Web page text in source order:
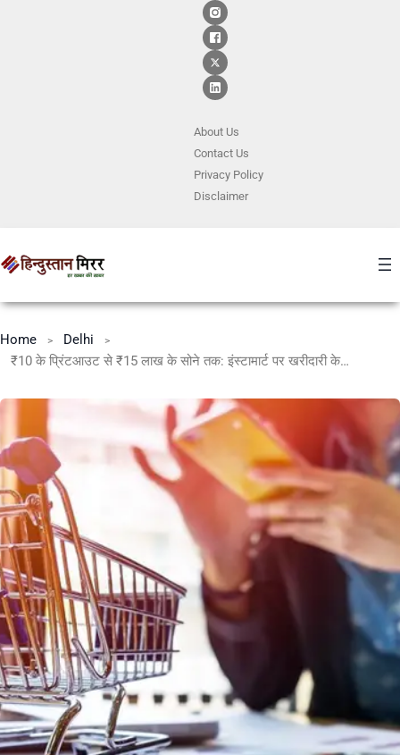
About Us
ContactUs
Privacy Policy
Disclaimer
Home
Delhi
₹10 के प्रिंटआउट से ₹15 लाख के सोने तक: इंस्टामार्ट पर खरीदारी के चौंकाने वाले आंकड़े